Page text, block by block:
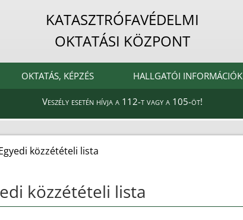
KATASZTRÓFAVÉDELMI
OKTATÁSI KÖZPONT
OKTATÁS, KÉPZÉS HALLGATÓI INFORMÁCIÓK
Veszély esetén hívja a 112-t vagy a 105-öt!
közzétételi lista
közzétételi lista